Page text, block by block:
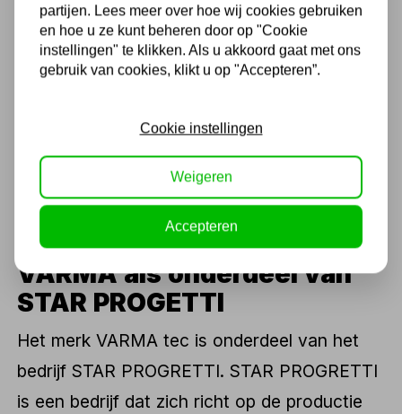
Bovendien zijn infraroodverwarmers vaak stil
in gebruik en veroorzaken ze geen
luchtcirculatie of tocht, wat ze comfortabel
goede optie zijn voor mensen met allergieën,
omdat ze geen stofdeeltjes of allergenen in
de lucht verspreiden.
VARMA als onderdeel van
STAR PROGETTI
Het merk VARMA tec is onderdeel van het
bedrijf STAR PROGRETTI. STAR PROGRETTI
is een bedrijf dat zich richt op de productie
partijen. Lees meer over hoe wij cookies gebruiken
en hoe u ze kunt beheren door op "Cookie
instellingen" te klikken. Als u akkoord gaat met ons
gebruik van cookies, klikt u op "Accepteren”.
Cookie instellingen
Weigeren
Accepteren